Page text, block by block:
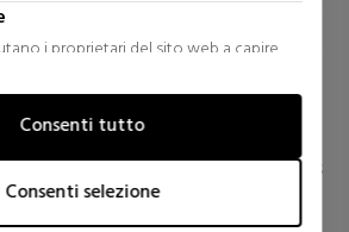
i proprietari del sito web a capire
in forma anonima.
vengono utilizzati per tracciare i
Consenti tutto
Consenti selezione
L'Occitane
CONTORNO OCCHI PRECIOUS
IMMORTELLE